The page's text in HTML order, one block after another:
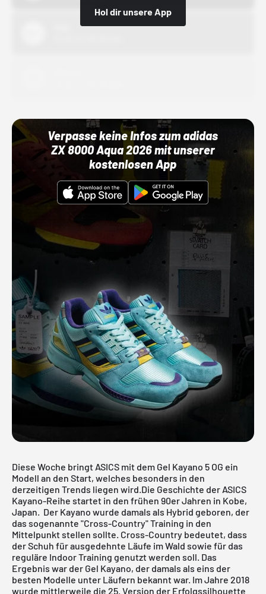
Hol dir unsere App
Verpasse keine Infos zum adidas
ZX 8000 Aqua 2026 mit unserer
kostenlosen App
Diese Woche bringt ASICS mit dem Gel Kayano 5 OG ein
Modell an den Start, welches besonders in den
derzeitigen Trends liegen wird.Die Geschichte der ASICS
Kayano-Reihe startet in den frühen 90er Jahren in Kobe,
Japan. Der Kayano wurde damals als Hybrid geboren, der
das sogenannte "Cross-Country" Training in den
Mittelpunkt stellen sollte. Cross-Country bedeutet, dass
der Schuh für ausgedehnte Läufe im Wald sowie für das
reguläre Indoor Training genutzt werden soll. Das
Ergebnis war der Gel Kayano, der damals als eins der
besten Modelle unter Läufern bekannt war. Im Jahre 2018
wurde mittlerweile die 25. Version der Erfolgssilhouette